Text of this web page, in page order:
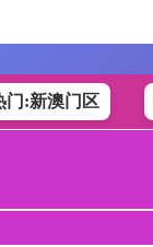
门:新澳门区